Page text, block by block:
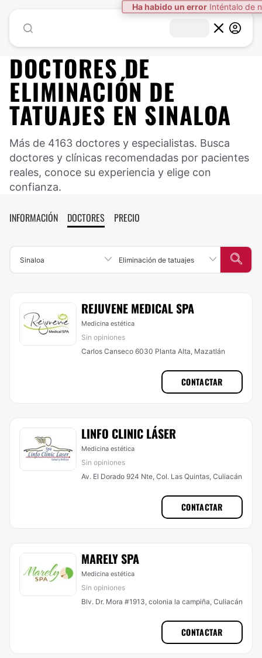
Ha habido un error Inténtalo de
DOCTORES DE
ELIMINACIÓN DE
TATUAJES EN SINALOA
Más de 4163 doctores y especialistas. Busca
doctores y clínicas recomendadas por pacientes
reales, conoce su experiencia y elige con
confianza.
INFORMACIÓN DOCTORES PRECIO
Sinaloa Eliminación de tatuajes
REJUVENE MEDICAL SPA
Medicina estética
Sin opiniones
Carlos Canseco 6030 Planta Alta, Mazatlán
CONTACTAR
LINFO CLINIC LÁSER
Medicina estética
Sin opiniones
Av. El Dorado 924 Nte, Col. Las Quintas, Culiacán
CONTACTAR
MARELY SPA
Medicina estética
Sin opiniones
Blv. Dr. Mora #1913, colonia la campiña, Culiacán
CONTACTAR